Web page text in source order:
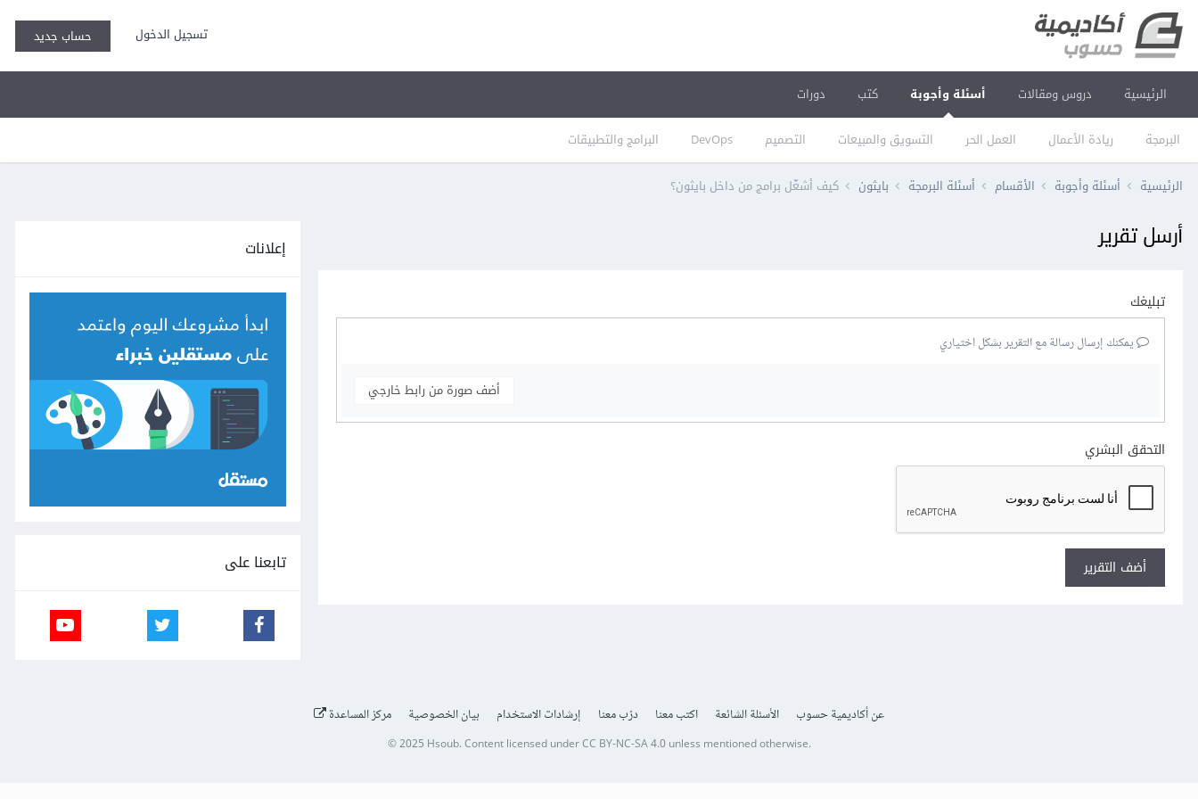
تسجيل الدخول حساب جديد
الرئيسية دروس ومقالات أسئلة وأجوبة
البرمجة ريادة الأعمال العمل الحر التسويق والمبيعات التصميم DevOps البرامج والتطبيقات
كتب دورات
الرئيسية أسئلة وأجوبة الأقسام أسئلة البرمجة بايثون كيف أشغّل برامج من داخل بايثون؟
أرسل تقرير
تبليغك
يمكنك إرسال رسالة مع التقرير بشكل اختياري
أضف صورة من رابط خارجي
التحقق البشري
أضف التقرير
إعلانات
تابعنا على
عن أكاديمية حسوب الأسئلة الشائعة اكتب معنا درّب معنا إرشادات الاستخدام بيان الخصوصية مركز المساعدة
© 2025 Hsoub.Content licensed underCC BY-NC-SA 4.0unless mentioned otherwise.